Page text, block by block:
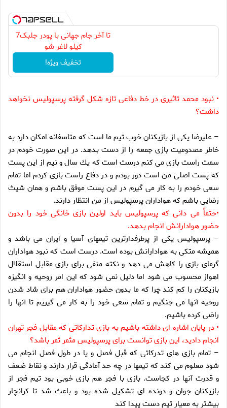
تا آخر جام جهانی با پودر جلبک7
کیلو لاغر شو
تخفیف ویژه!
• نبود محمد تاثيرى در خط دفاعى تازه شكل گرفته پرسپوليس نخواهد
داشت؟
–عليرضا يكى از بازيكنان خوب تيم ما است كه متاسفانه امكان دارد به
خاطر مصدوميت بازى جمعه را از دست بدهد. در اين صورت خودم در
سمت راست بازى مى كنم درست است كه يك سال و نيم از اين پست
كه پست اصلى من است دور بودم و در دفاع راست بازى كردم اما تمام
سعى خودم را به كار مى گيرم در اين پست موفق باشم و همان شيث
رضايى باشم كه هواداران پرسپوليس از من انتظار دارند.
•حتماً مى دانى كه پرسپوليس بايد اولين بازى خانگى خود را بدون
حضور هوادارانش انجام بدهد.
–پرسپوليس يكى از پرطرفدارترين تيمهاى آسيا و ايران مى باشد و
هميشه متكى به هوادارانش بوده است. درست است كه نبود هواداران
گرماى بازى را كاهش مى دهد و نكته منفى براى بازى مقابل استقلال
اهواز محسوب مى شود اما دليل نمى شود كه اين امر روحيه و انگيزه
بازيكنان را كم كند چرا كه ما بدون حضور هواداران هم براى شاد شدن
روحيه آنها مى جنگيم و تمام سعى خود را به كار مى گيريم تا آنها را
راضى كرده باشيم.
•در پايان اشاره اى داشته باشيم به بازى تداركاتى كه مقابل فجر تهران
انجام داديد، اين بازى توانست براى پرسپوليس مثمر ثمر باشد؟
– تمام بازى هاى تدركاتى كه قبل فصل و يا در طول فصل انجام مى
شود معلوم مى كند كه تيمها در چه حد آمادگى قرار دارند و نقاط ضعف
و قدرت آنها در كجاست. بازى با فجر هم بازى خوبى بود تيم فجر از
بازيكنان جوان و دونده اى تشكيل شده بود و باعث شد تا كرانچار
بيشتر به معيار تيم دست پيدا كند